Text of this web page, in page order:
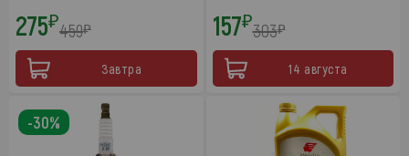
275₽459₽
Завтра
157₽303₽
14 августа
-30%